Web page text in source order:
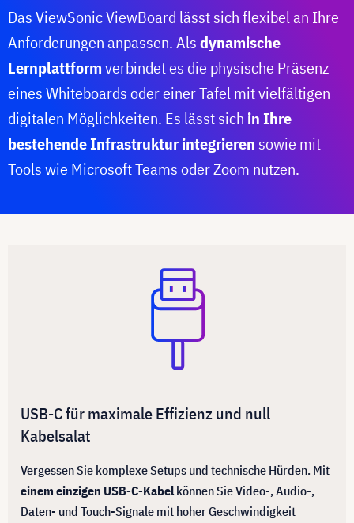
Das ViewSonic ViewBoard lässt sich flexibel an Ihre
Anforderungen anpassen. Alsdynamische
Lernplattformverbindet es die physische Präsenz
eines Whiteboards oder einer Tafel mit vielfältigen
digitalen Möglichkeiten. Es lässt sich in Ihre
bestehende Infrastruktur integrierensowie mit
Tools wie Microsoft Teams oder Zoom nutzen.
USB-C für maximale Effizienz und null
Kabelsalat
Vergessen Sie komplexe Setups und technische Hürden. Mit
einem einzigen USB-C-Kabelkönnen Sie Video-, Audio-,
Daten- und Touch-Signale mit hoher Geschwindigkeit